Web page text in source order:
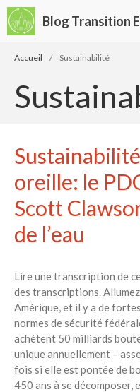
Blog Transition
Accueil / Sustainabilité
oreille: le
Scott
de l’eau
Lire une transcription de
des transcriptions.
Amérique, et il y a de
normes de sécurité
achètent 50 milliards
unique annuellement –
fois si elle est pontée de
450 ans à se décomposer,